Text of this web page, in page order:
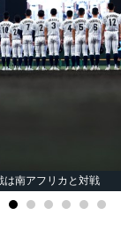
は南アフリカと対戦